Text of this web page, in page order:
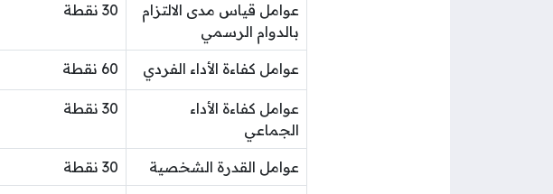
عوامل قياس مدى الالتزام
بالدوام الرسمي
30 نقطة
عوامل كفاءة الأداء الفردي 60 نقطة
عوامل كفاءة الأداء
الجماعي
30 نقطة
عوامل القدرة الشخصية 30 نقطة